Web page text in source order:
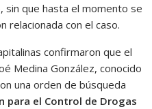
sin que hasta el momento se
relacionada con el caso.
confirmaron que el
Medina González, conocido
una orden de búsqueda
para el Control de Drogas